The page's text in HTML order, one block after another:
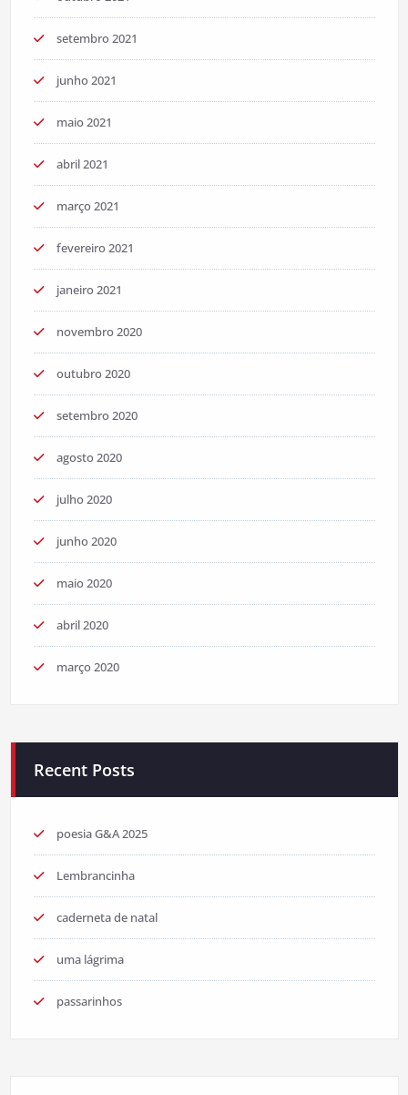
setembro 2021
junho 2021
maio 2021
abril 2021
março 2021
fevereiro 2021
janeiro 2021
novembro 2020
outubro 2020
setembro 2020
agosto 2020
julho 2020
junho 2020
maio 2020
abril 2020
março 2020
Recent Posts
poesia G&A 2025
Lembrancinha
caderneta de natal
uma lágrima
passarinhos